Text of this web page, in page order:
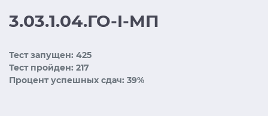
3.03.1.04.ГО-I-МП
Тест запущен: 425
Тест пройден: 217
Процент успешных сдач: 39%